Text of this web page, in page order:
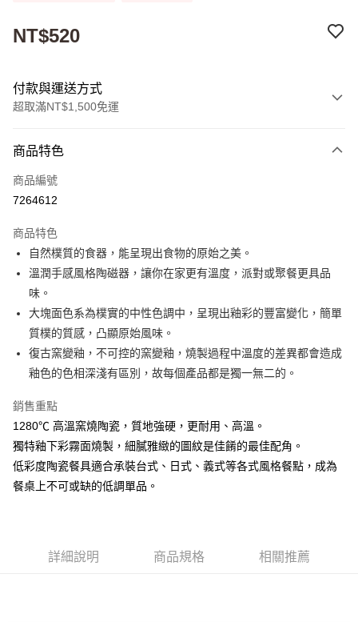
NT$520
付款與運送方式
超取滿NT$1,500免運
信用卡一次付款
超商取貨付款
街口支付
悠遊付
AFTEE先享後付
相關說明
【關於「AFTEE先享後付」】
AFTEE先享後付是「在收到商品之後才付款」的支付方式。 讓您購物簡單
便利好安心！
２．便利：只要手機號碼，簡訊認證，即可結帳。
３．安心：先確認商品／服務後，再付款。
【「AFTEE先享後付」結帳流程】
１．於結帳方式選擇「AFTEE先享後付」後，將跳轉至「AFTEE先享後付」
２．訂單成立數日內，您將收到繳費通知簡訊。
購買商品的店家。未經商家同意取消之訂單仍視為有效，需透過AFTEE先享
後付繳納相關費用。
ATM付款
全家取貨付款
每筆NT$60，滿NT$1,500(含以上)免運費
7-11取貨付款
每筆NT$100，滿NT$1,500(含以上)免運費
商品特色
商品編號
7264612
商品特色
自然樸質的食器，能呈現出食物的原始之美。
溫潤手感風格陶磁器，讓你在家更有溫度，派對或聚餐更具品
味。
大塊面色系為樸實的中性色調中，呈現出釉彩的豐富變化，簡單
質樸的質感，凸顯原始風味。
復古窯變釉，不可控的窯變釉，燒製過程中溫度的差異都會造成
釉色的色相深淺有區別，故每個產品都是獨一無二的。
銷售重點
1280℃ 高溫窯燒陶瓷，質地強硬，更耐用、高溫。
獨特釉下彩霧面燒製，細膩雅緻的圖紋是佳餚的最佳配角。
低彩度陶瓷餐具適合承裝台式、日式、義式等各式風格餐點，成為
餐桌上不可或缺的低調單品。
詳細說明 商品規格 相關推薦